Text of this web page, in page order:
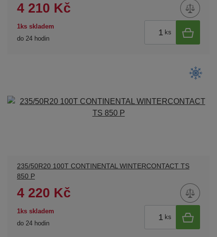
4 210 Kč
1ks skladem
do 24 hodin
ks
235/50R20 100T CONTINENTAL WINTERCONTACT TS
850 P
4 220 Kč
1ks skladem
do 24 hodin
ks